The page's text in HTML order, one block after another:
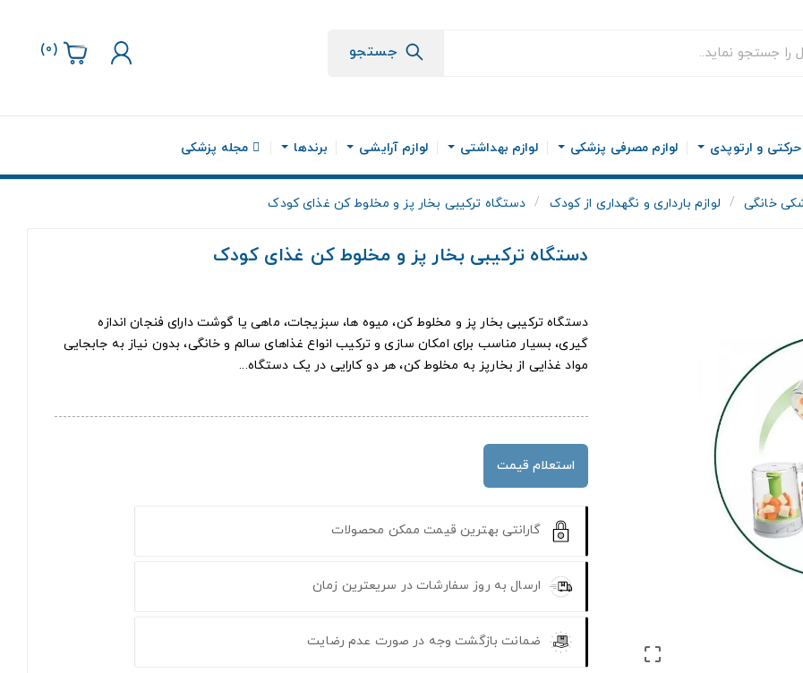
جستجو (
0
)
و ارتوپدی لوازم مصرفی پزشکی لوازم بهداشتی لوازم آرایشی برندها مجله پزشکی
خانگی لوازم بارداری و نگهداری از کودک دستگاه ترکیبی بخار پز و مخلوط کن غذای کودک

دستگاه ترکیبی بخار پز و مخلوط کن غذای کودک
دستگاه ترکیبی بخار پز و مخلوط کن، میوه ها، سبزیجات، ماهی یا گوشت دارای فنجان اندازه
گیری، بسیار مناسب برای امکان سازی و ترکیب انواع غذاهای سالم و خانگی، بدون نیاز به جابجایی
مواد غذایی از بخارپز به مخلوط کن، هر دو کارایی در یک دستگاه...
استعلام قیمت
گارانتی بهترین قیمت ممکن محصولات
ارسال به روز سفارشات در سریعترین زمان
ضمانت بازگشت وجه در صورت عدم رضایت